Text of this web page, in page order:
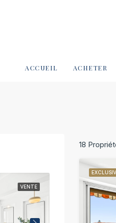
ACCUEIL ACHETER
18
VENTE EXCLUSIVITÉ